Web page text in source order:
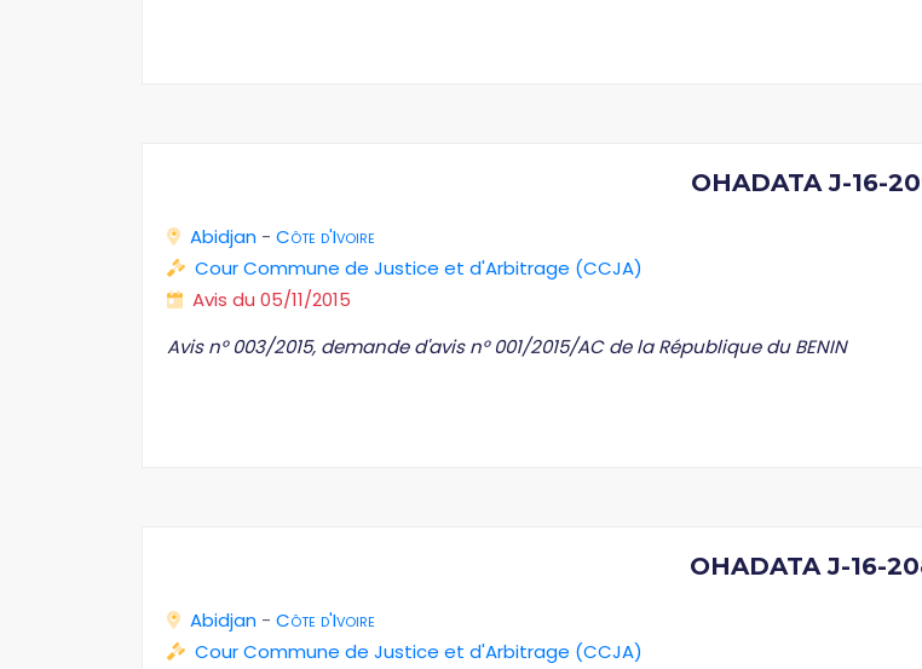
OHADATA J-16-
Abidjan - Côte d'Ivoire
Cour Commune de Justice et d'Arbitrage (CCJA)
Avis du 05/11/2015
Avis n° 003/2015, demande d'avis n° 001/2015/AC de la République du BENIN
OHADATA J-16-
Abidjan - Côte d'Ivoire
Cour Commune de Justice et d'Arbitrage (CCJA)